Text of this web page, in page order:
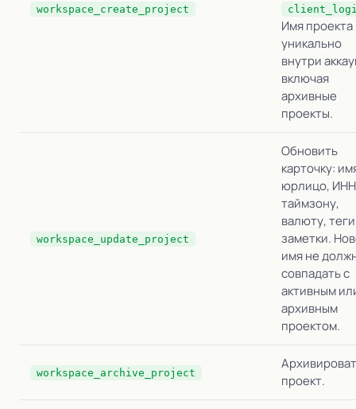
workspace_create_project
Имя проекта
уникально
внутри
включая
архивные
проекты.
workspace_update_project
Обновить
карточку:
юрлицо,
таймзону,
валюту,
заметки.
имя не
совпадать с
активным
архивным
проектом.
workspace_archive_project
проект.